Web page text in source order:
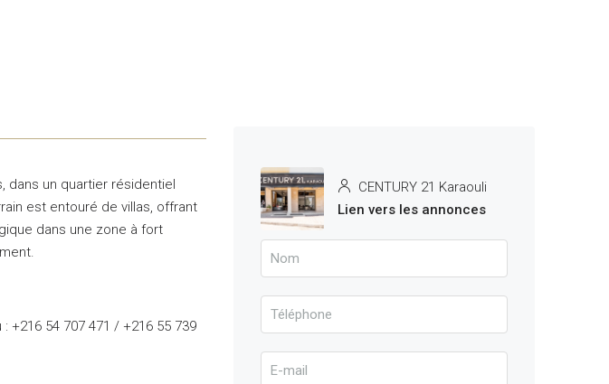
dans un quartier résidentiel
est entouré de villas, offrant
dans une zone à fort
+216 54 707 471 / +216 55 739
CENTURY 21 Karaouli
Lien vers les annonces